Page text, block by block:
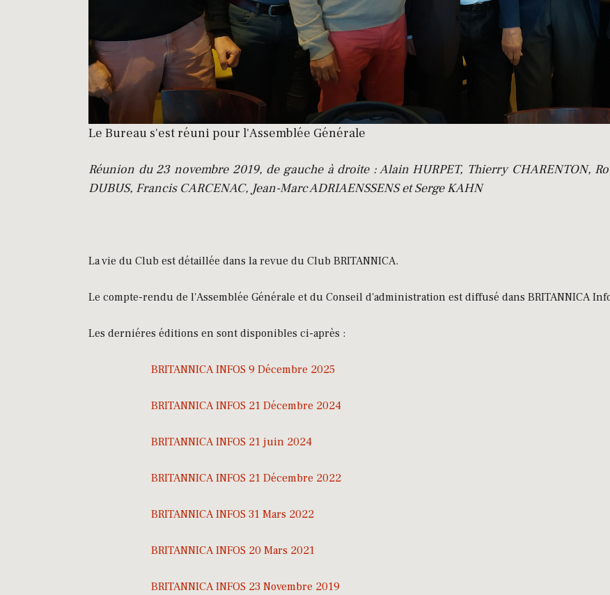
Le Bureau s'est réuni pour l'Assemblée Générale
Réunion du 23 novembre 2019, de gauche à droite : Alain HURPET, Thierry CHARENTON,
DUBUS, Francis CARCENAC, Jean-Marc ADRIAENSSENS et Serge KAHN
La vie du Club est détaillée dans la revue du Club BRITANNICA.
Le compte-rendu de l'Assemblée Générale et du Conseil d'administration est diffusé dans BRITANNICA
Les derniéres éditions en sont disponibles ci-après :
BRITANNICA INFOS 9 Décembre 2025
BRITANNICA INFOS 21 Décembre 2024
BRITANNICA INFOS 21 juin 2024
BRITANNICA INFOS 21 Décembre 2022
BRITANNICA INFOS 31 Mars 2022
BRITANNICA INFOS 20 Mars 2021
BRITANNICA INFOS 23 Novembre 2019